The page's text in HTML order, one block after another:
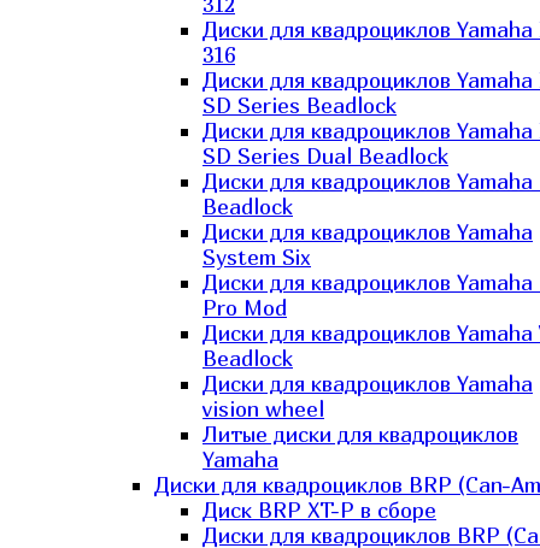
Диски для квадроциклов
316
Диски для квадроциклов
SD Series Beadlock
Диски для квадроциклов
SD Series Dual Beadlock
Диски для квадроциклов Yamaha
Beadlock
Диски для квадроциклов Yamaha
System Six
Диски для квадроциклов Yamaha
Pro Mod
Диски для квадроциклов Yamaha
Beadlock
Диски для квадроциклов Yamaha
vision wheel
Литые диски для квадроциклов
Yamaha
Диски для квадроциклов BRP (Can-
Диск BRP XT-P в сборе
Диски для квадроциклов BRP